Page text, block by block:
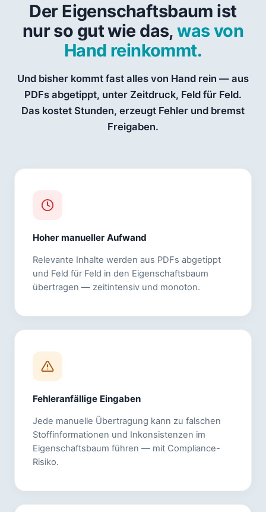
Der Eigenschaftsbaum ist
nur so gut wie das,was von
Hand reinkommt.
Und bisher kommt fast alles von Hand rein — aus
PDFs abgetippt, unter Zeitdruck, Feld für Feld.
Das kostet Stunden, erzeugt Fehler und bremst
Freigaben.
Hoher manueller Aufwand
Relevante Inhalte werden aus PDFs abgetippt
und Feld für Feld in den Eigenschaftsbaum
übertragen — zeitintensiv und monoton.
Fehleranfällige Eingaben
Jede manuelle Übertragung kann zu falschen
Stoffinformationen und Inkonsistenzen im
Eigenschaftsbaum führen — mit Compliance-
Risiko.